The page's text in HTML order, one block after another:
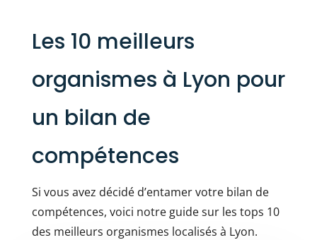
Les 10 meilleurs
organismes à Lyon pour
un bilan de
compétences
Si vous avez décidé d’entamer votre bilan de
compétences, voici notre guide sur les tops 10
des meilleurs organismes localisés à Lyon.